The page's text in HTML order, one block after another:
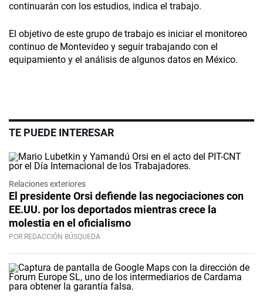
continuarán con los estudios, indica el trabajo.
El objetivo de este grupo de trabajo es iniciar el monitoreo
continuo de Montevideo y seguir trabajando con el
equipamiento y el análisis de algunos datos en México.
TE PUEDE INTERESAR
Relaciones exteriores
El presidente Orsi defiende las negociaciones con
EE.UU. por los deportados mientras crece la
molestia en el oficialismo
POR REDACCIÓN BÚSQUEDA